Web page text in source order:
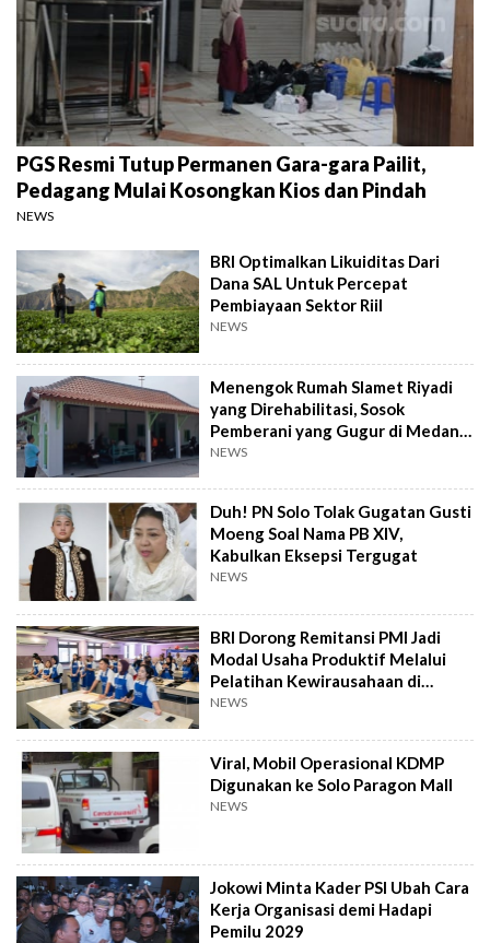
PGS Resmi Tutup Permanen Gara-gara Pailit,
Pedagang Mulai Kosongkan Kios dan Pindah
NEWS
BRI Optimalkan Likuiditas Dari
Dana SAL Untuk Percepat
Pembiayaan Sektor Riil
NEWS
Menengok Rumah Slamet Riyadi
yang Direhabilitasi, Sosok
Pemberani yang Gugur di Medan
Perang
NEWS
Duh! PN Solo Tolak Gugatan Gusti
Moeng Soal Nama PB XIV,
Kabulkan Eksepsi Tergugat
NEWS
BRI Dorong Remitansi PMI Jadi
Modal Usaha Produktif Melalui
Pelatihan Kewirausahaan di
Taiwan
NEWS
Viral, Mobil Operasional KDMP
Digunakan ke Solo Paragon Mall
NEWS
Jokowi Minta Kader PSI Ubah Cara
Kerja Organisasi demi Hadapi
Pemilu 2029